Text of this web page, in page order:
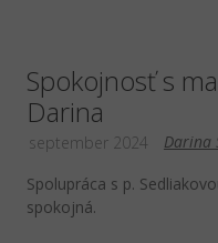
Spokojnosť s
Darina
Darina
september 2024
Spolupráca s p.
spokojná.